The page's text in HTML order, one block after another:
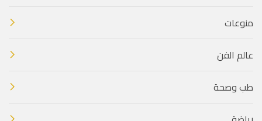
منوعات
عالم الفن
طب وصحة